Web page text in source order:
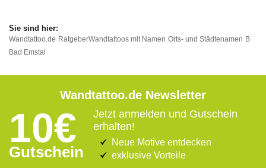
Wandtattoo.de RatgeberWandtattoos mit Namen Orts- und Städtenamen B
Bad Emstal
Wandtattoo.de Newsletter
10€
Gutschein
Jetzt anmelden und Gutschein
erhalten!
Neue Motive entdecken
exklusive Vorteile